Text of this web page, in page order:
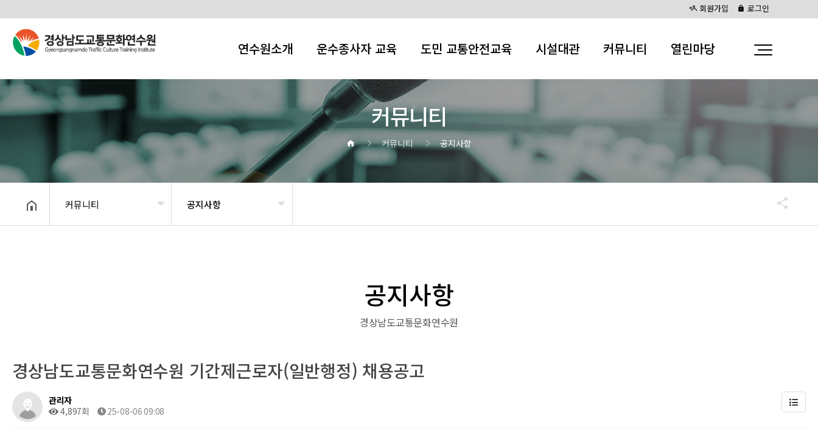
회원가입 로그인
연수원소개 운수종사자 교육 도민 교통안전교육 시설대관 커뮤니티 열린마당
커뮤니티
커뮤니티 공지사항
커뮤니티 공지사항
공지사항
경상남도교통문화연수원
경상남도교통문화연수원 기간제근로자(일반행정) 채용공고
관리자
4,897회
25-08-06 09:08